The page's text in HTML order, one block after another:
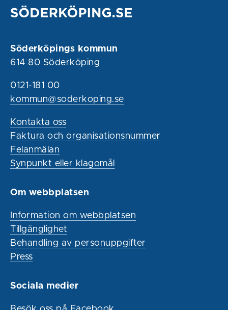
Söderköpings kommun
614 80 Söderköping
0121-181 00
kommun@soderkoping.se
Kontakta oss
Faktura och organisationsnummer
Felanmälan
Synpunkt eller klagomål
Om webbplatsen
Information om webbplatsen
Tillgänglighet
Behandling av personuppgifter
Press
Sociala medier